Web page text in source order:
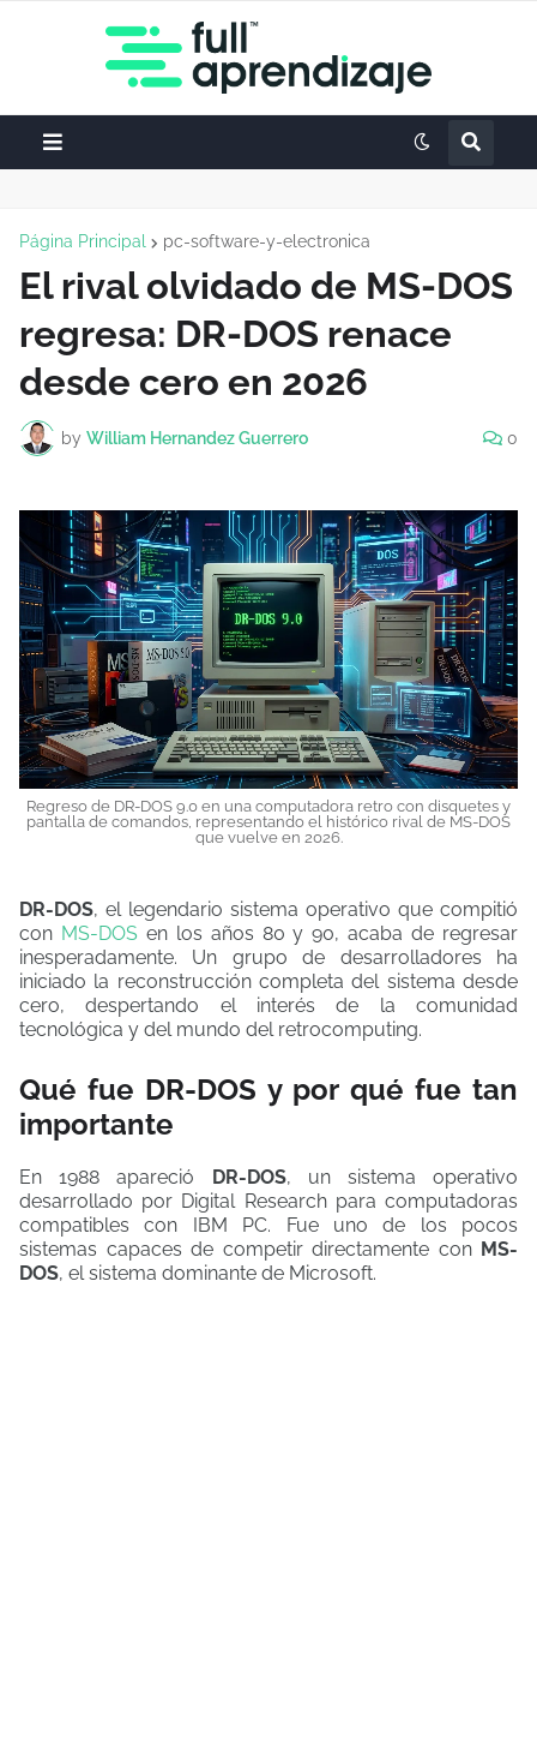
Página Principal pc-software-y-electronica
El rival olvidado de MS-DOS
regresa: DR-DOS renace
desde cero en 2026
by William Hernandez Guerrero 0
Regreso de DR-DOS 9.0 en una computadora retro con disquetes y
pantalla de comandos, representando el histórico rival de MS-DOS
que vuelve en 2026.
DR-DOS, el legendario sistema operativo que compitió
con MS-DOSen los años 80 y 90, acaba de regresar
inesperadamente. Un grupo de desarrolladores ha
iniciado la reconstrucción completa del sistema desde
cero, despertando el interés de la comunidad
tecnológica y del mundo del retrocomputing.
Qué fue DR-DOS y por qué fue tan
importante
En 1988 apareció DR-DOS, un sistema operativo
desarrollado por Digital Research para computadoras
compatibles con IBM PC. Fue uno de los pocos
sistemas capaces de competir directamente con MS-
DOS, el sistema dominante de Microsoft.